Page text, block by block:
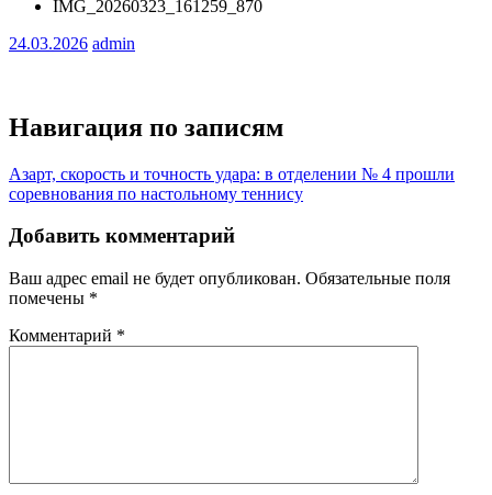
IMG_20260323_161259_870
24.03.2026 admin
Навигация по записям
Азарт, скорость и точность удара: в отделении № 4 прошли
соревнования по настольному теннису
Добавить комментарий
Ваш адрес email не будет опубликован. Обязательные поля
помечены *
Комментарий *